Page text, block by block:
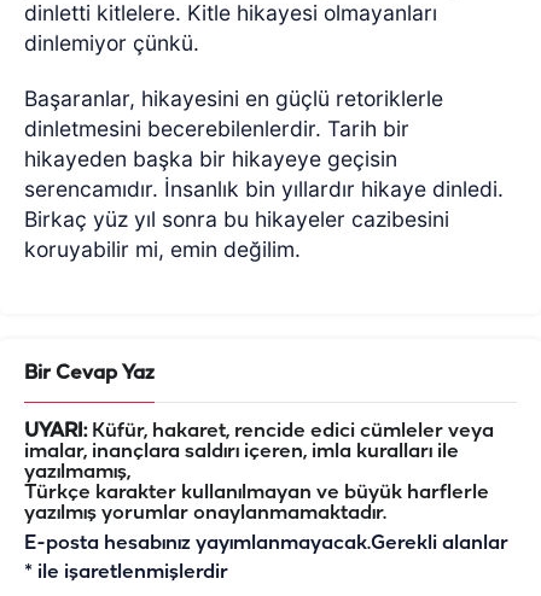
dinletti kitlelere. Kitle hikayesi olmayanları
dinlemiyor çünkü.
Başaranlar, hikayesini en güçlü retoriklerle
dinletmesini becerebilenlerdir. Tarih bir
hikayeden başka bir hikayeye geçisin
serencamıdır. İnsanlık bin yıllardır hikaye dinledi.
Birkaç yüz yıl sonra bu hikayeler cazibesini
koruyabilir mi, emin değilim.
Bir Cevap Yaz
UYARI:Küfür, hakaret, rencide edici cümleler veya
imalar, inançlara saldırı içeren, imla kuralları ile
yazılmamış,
Türkçe karakter kullanılmayan ve büyük harflerle
yazılmış yorumlar onaylanmamaktadır.
E-posta hesabınız yayımlanmayacak.Gerekli alanlar
* ile işaretlenmişlerdir